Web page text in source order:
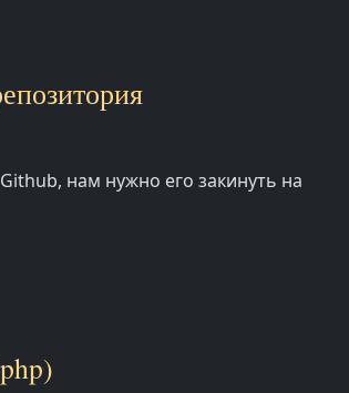
нам нужно его закинуть на